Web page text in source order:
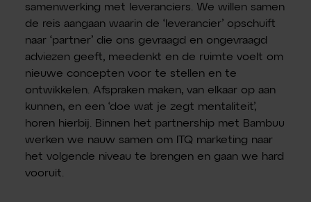
samenwerking met leveranciers. We willen samen
de reis aangaan waarin de ‘leverancier’ opschuift
naar ‘partner’ die ons gevraagd en ongevraagd
adviezen geeft, meedenkt en de ruimte voelt om
nieuwe concepten voor te stellen en te
ontwikkelen. Afspraken maken, van elkaar op aan
kunnen, en een ‘doe wat je zegt mentaliteit’,
horen hierbij. Binnen het partnership met Bambuu
werken we nauw samen om ITQ marketing naar
het volgende niveau te brengen en gaan we hard
vooruit.